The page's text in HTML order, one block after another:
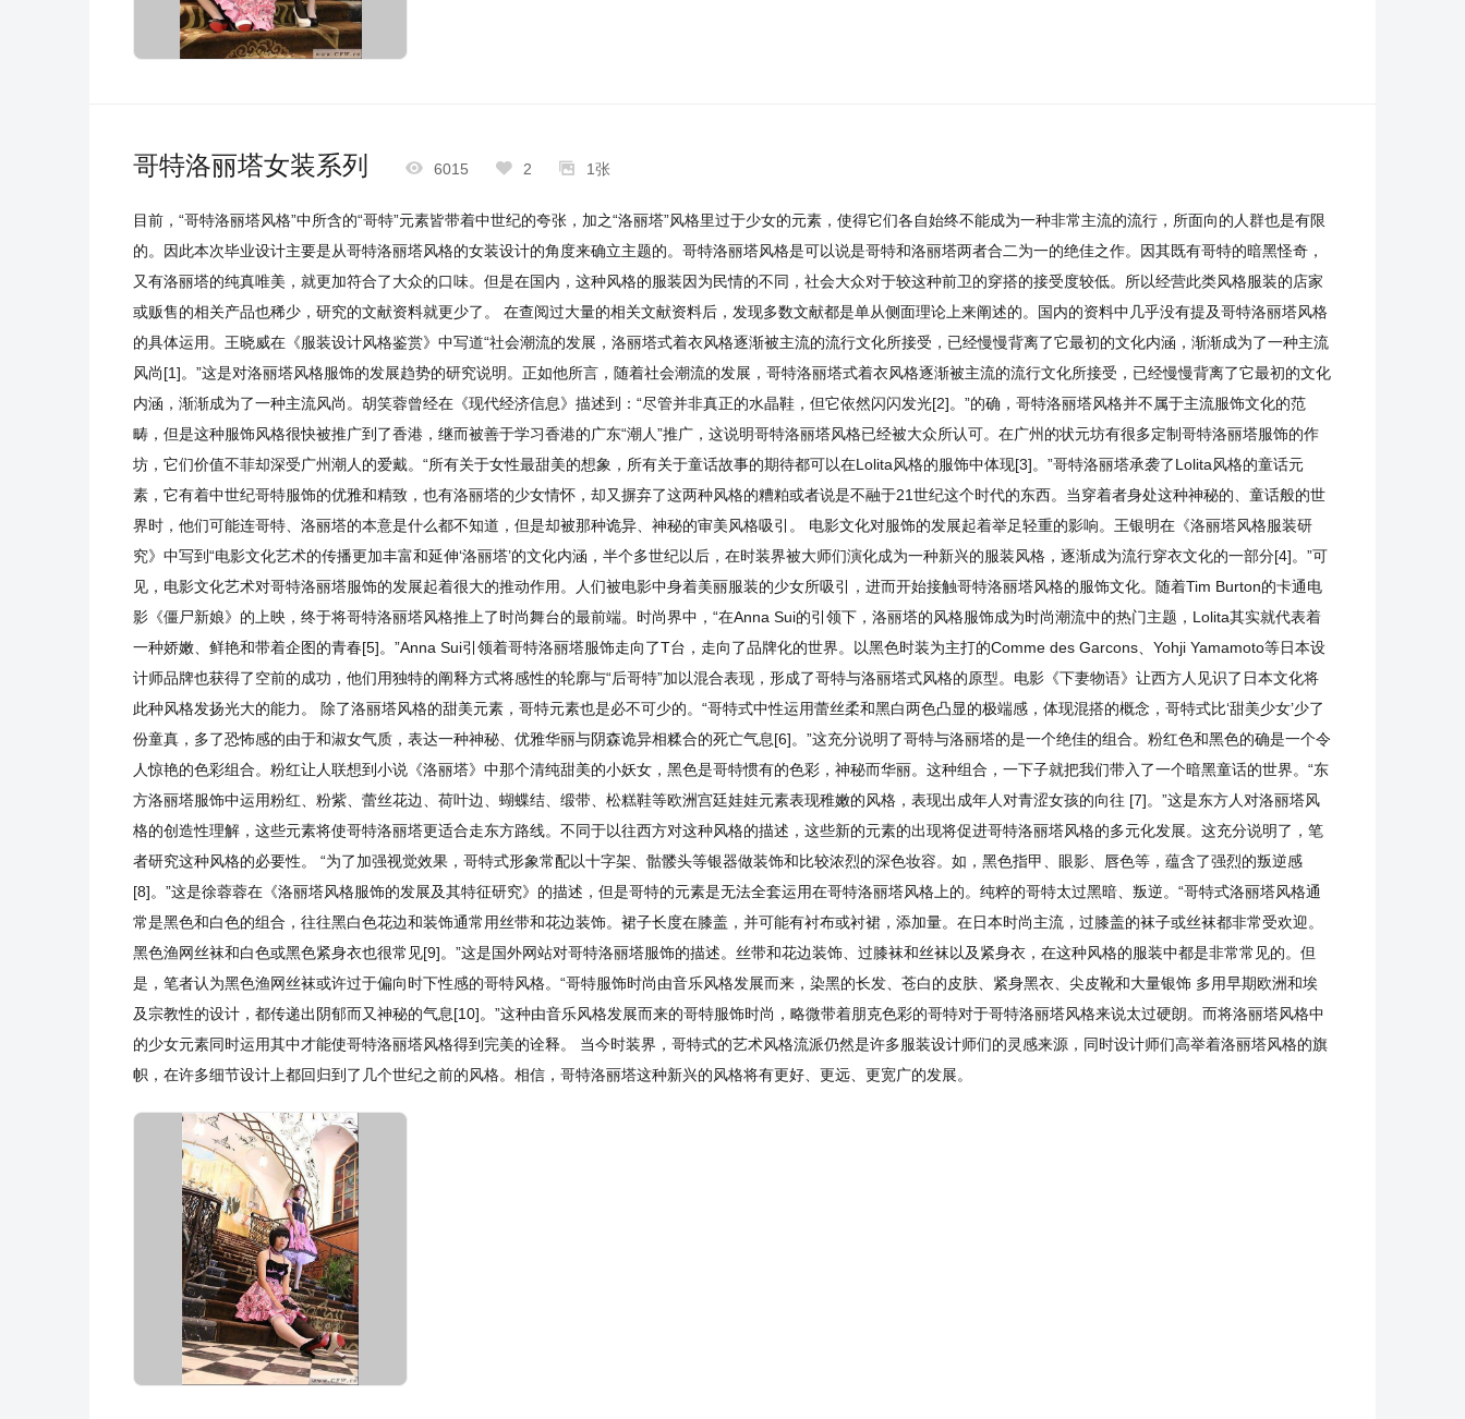
哥特洛丽塔女装系列  6015  2  1张
目前，“哥特洛丽塔风格”中所含的“哥特”元素皆带着中世纪的夸张，加之“洛丽塔”风格里过于少女的元素，使得它们各自始终不能成为一种非常主流的流行，所面向的人群也是有限
的。因此本次毕业设计主要是从哥特洛丽塔风格的女装设计的角度来确立主题的。哥特洛丽塔风格是可以说是哥特和洛丽塔两者合二为一的绝佳之作。因其既有哥特的暗黑怪奇，
又有洛丽塔的纯真唯美，就更加符合了大众的口味。但是在国内，这种风格的服装因为民情的不同，社会大众对于较这种前卫的穿搭的接受度较低。所以经营此类风格服装的店家
或贩售的相关产品也稀少，研究的文献资料就更少了。 在查阅过大量的相关文献资料后，发现多数文献都是单从侧面理论上来阐述的。国内的资料中几乎没有提及哥特洛丽塔风格
的具体运用。王晓威在《服装设计风格鉴赏》中写道“社会潮流的发展，洛丽塔式着衣风格逐渐被主流的流行文化所接受，已经慢慢背离了它最初的文化内涵，渐渐成为了一种主流
风尚[1]。”这是对洛丽塔风格服饰的发展趋势的研究说明。正如他所言，随着社会潮流的发展，哥特洛丽塔式着衣风格逐渐被主流的流行文化所接受，已经慢慢背离了它最初的文化
内涵，渐渐成为了一种主流风尚。胡笑蓉曾经在《现代经济信息》描述到：“尽管并非真正的水晶鞋，但它依然闪闪发光[2]。”的确，哥特洛丽塔风格并不属于主流服饰文化的范
畴，但是这种服饰风格很快被推广到了香港，继而被善于学习香港的广东“潮人”推广，这说明哥特洛丽塔风格已经被大众所认可。在广州的状元坊有很多定制哥特洛丽塔服饰的作
坊，它们价值不菲却深受广州潮人的爱戴。“所有关于女性最甜美的想象，所有关于童话故事的期待都可以在Lolita风格的服饰中体现[3]。”哥特洛丽塔承袭了Lolita风格的童话元
素，它有着中世纪哥特服饰的优雅和精致，也有洛丽塔的少女情怀，却又摒弃了这两种风格的糟粕或者说是不融于21世纪这个时代的东西。当穿着者身处这种神秘的、童话般的世
界时，他们可能连哥特、洛丽塔的本意是什么都不知道，但是却被那种诡异、神秘的审美风格吸引。 电影文化对服饰的发展起着举足轻重的影响。王银明在《洛丽塔风格服装研
究》中写到“电影文化艺术的传播更加丰富和延伸‘洛丽塔’的文化内涵，半个多世纪以后，在时装界被大师们演化成为一种新兴的服装风格，逐渐成为流行穿衣文化的一部分[4]。”可
见，电影文化艺术对哥特洛丽塔服饰的发展起着很大的推动作用。人们被电影中身着美丽服装的少女所吸引，进而开始接触哥特洛丽塔风格的服饰文化。随着Tim Burton的卡通电
影《僵尸新娘》的上映，终于将哥特洛丽塔风格推上了时尚舞台的最前端。时尚界中，“在Anna Sui的引领下，洛丽塔的风格服饰成为时尚潮流中的热门主题，Lolita其实就代表着
一种娇嫩、鲜艳和带着企图的青春[5]。”Anna Sui引领着哥特洛丽塔服饰走向了T台，走向了品牌化的世界。以黑色时装为主打的Comme des Garcons、Yohji Yamamoto等日本设
计师品牌也获得了空前的成功，他们用独特的阐释方式将感性的轮廓与“后哥特”加以混合表现，形成了哥特与洛丽塔式风格的原型。电影《下妻物语》让西方人见识了日本文化将
此种风格发扬光大的能力。 除了洛丽塔风格的甜美元素，哥特元素也是必不可少的。“哥特式中性运用蕾丝柔和黑白两色凸显的极端感，体现混搭的概念，哥特式比‘甜美少女’少了
份童真，多了恐怖感的由于和淑女气质，表达一种神秘、优雅华丽与阴森诡异相糅合的死亡气息[6]。”这充分说明了哥特与洛丽塔的是一个绝佳的组合。粉红色和黑色的确是一个令
人惊艳的色彩组合。粉红让人联想到小说《洛丽塔》中那个清纯甜美的小妖女，黑色是哥特惯有的色彩，神秘而华丽。这种组合，一下子就把我们带入了一个暗黑童话的世界。“东
方洛丽塔服饰中运用粉红、粉紫、蕾丝花边、荷叶边、蝴蝶结、缎带、松糕鞋等欧洲宫廷娃娃元素表现稚嫩的风格，表现出成年人对青涩女孩的向往 [7]。”这是东方人对洛丽塔风
格的创造性理解，这些元素将使哥特洛丽塔更适合走东方路线。不同于以往西方对这种风格的描述，这些新的元素的出现将促进哥特洛丽塔风格的多元化发展。这充分说明了，笔
者研究这种风格的必要性。 “为了加强视觉效果，哥特式形象常配以十字架、骷髅头等银器做装饰和比较浓烈的深色妆容。如，黑色指甲、眼影、唇色等，蕴含了强烈的叛逆感
[8]。”这是徐蓉蓉在《洛丽塔风格服饰的发展及其特征研究》的描述，但是哥特的元素是无法全套运用在哥特洛丽塔风格上的。纯粹的哥特太过黑暗、叛逆。“哥特式洛丽塔风格通
常是黑色和白色的组合，往往黑白色花边和装饰通常用丝带和花边装饰。裙子长度在膝盖，并可能有衬布或衬裙，添加量。在日本时尚主流，过膝盖的袜子或丝袜都非常受欢迎。
黑色渔网丝袜和白色或黑色紧身衣也很常见[9]。”这是国外网站对哥特洛丽塔服饰的描述。丝带和花边装饰、过膝袜和丝袜以及紧身衣，在这种风格的服装中都是非常常见的。但
是，笔者认为黑色渔网丝袜或许过于偏向时下性感的哥特风格。“哥特服饰时尚由音乐风格发展而来，染黑的长发、苍白的皮肤、紧身黑衣、尖皮靴和大量银饰 多用早期欧洲和埃
及宗教性的设计，都传递出阴郁而又神秘的气息[10]。”这种由音乐风格发展而来的哥特服饰时尚，略微带着朋克色彩的哥特对于哥特洛丽塔风格来说太过硬朗。而将洛丽塔风格中
的少女元素同时运用其中才能使哥特洛丽塔风格得到完美的诠释。 当今时装界，哥特式的艺术风格流派仍然是许多服装设计师们的灵感来源，同时设计师们高举着洛丽塔风格的旗
帜，在许多细节设计上都回归到了几个世纪之前的风格。相信，哥特洛丽塔这种新兴的风格将有更好、更远、更宽广的发展。